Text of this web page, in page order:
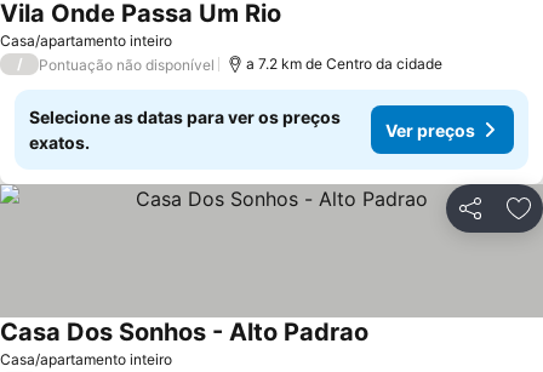
Casa/apartamento inteiro
Vila Onde Passa Um Rio
/ Pontuação não disponível a 7.2 km de Centro da cidade
Selecione as datas para ver os preços
exatos.
Ver preços
Partilhar
Casa/apartamento inteiro
Casa Dos Sonhos - Alto Padrao